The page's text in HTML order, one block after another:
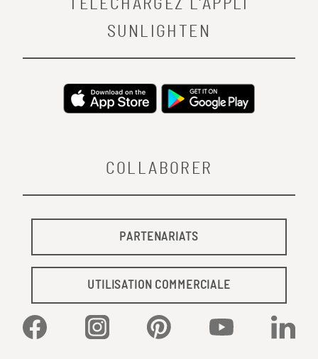
COLLABORER
PARTENARIATS
UTILISATION COMMERCIALE
Facebook Instagram Pinterest YouTube
TÉLÉCHARGEZ L'APPLI
SUNLIGHTEN